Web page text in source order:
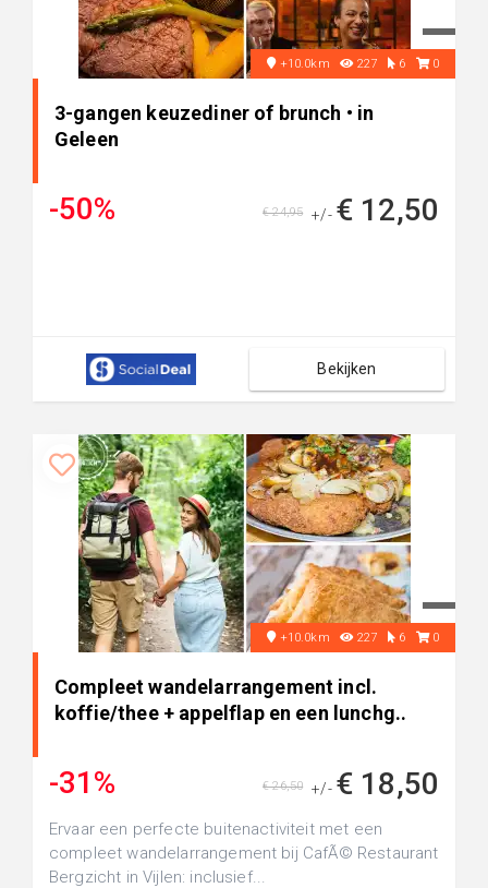
+10.0km 227 6 0
3-gangen keuzediner of brunch • in
Geleen
-50% +/- € 12,50
€ 24,95
Bekijken
+10.0km 227 6 0
Compleet wandelarrangement incl.
koffie/thee + appelflap en een lunchg..
-31% +/- € 18,50
€ 26,50
Ervaar een perfecte buitenactiviteit met een
compleet wandelarrangement bij CafÃ© Restaurant
Bergzicht in Vijlen: inclusief...